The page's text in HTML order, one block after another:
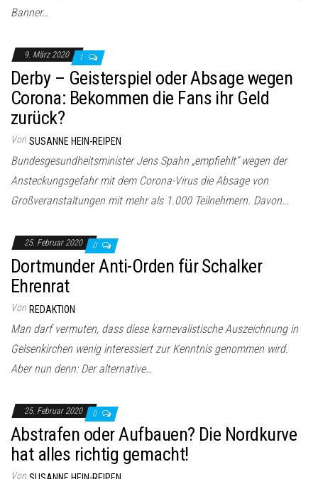
Banner…
9. März 2020 1
Derby – Geisterspiel oder Absage wegen
Corona: Bekommen die Fans ihr Geld
zurück?
Von SUSANNE HEIN-REIPEN
Bundesgesundheitsminister Jens Spahn „empfiehlt“ wegen der
Ansteckungsgefahr mit dem Corona-Virus die Absage von
Großveranstaltungen mit mehr als 1.000 Teilnehmern. Davon…
25. Februar 2020 0
Dortmunder Anti-Orden für Schalker
Ehrenrat
Von REDAKTION
Man darf vermuten, dass diese karnevalistische Auszeichnung in
Gelsenkirchen wenig interessiert zur Kenntnis genommen wird.
Aber nun denn: Der alternative…
25. Februar 2020 0
Abstrafen oder Aufbauen? Die Nordkurve
hat alles richtig gemacht!
Von